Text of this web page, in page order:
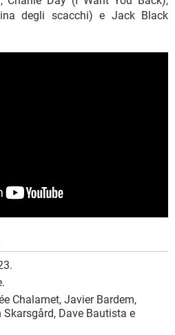
degli scacchi) e Jack Black
Chalamet, Javier Bardem,
Skarsgård, Dave Bautista e